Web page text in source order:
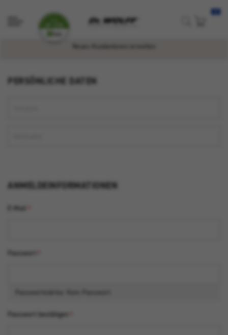
PERSÖNLICHE DATEN
ANMELDEINFORMATIONEN
E-Mail
Passwort
Passwort bestätigen